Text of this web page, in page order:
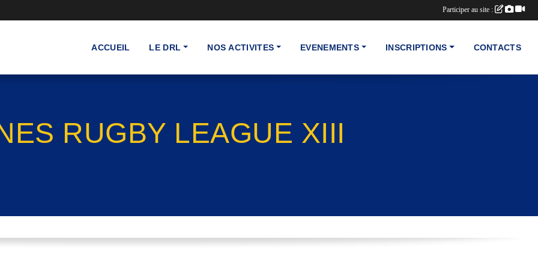
ACCUEIL LE DRL NOS ACTIVITES EVENEMENTS INSCRIPTIONS CONTACTS
RUGBY LEAGUE XIII
Participer au site :